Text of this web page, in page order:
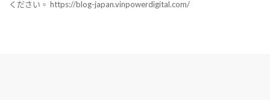
ください。 https://blog-japan.vinpowerdigital.com/